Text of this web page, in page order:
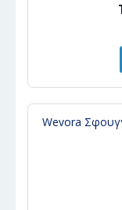
Wevora